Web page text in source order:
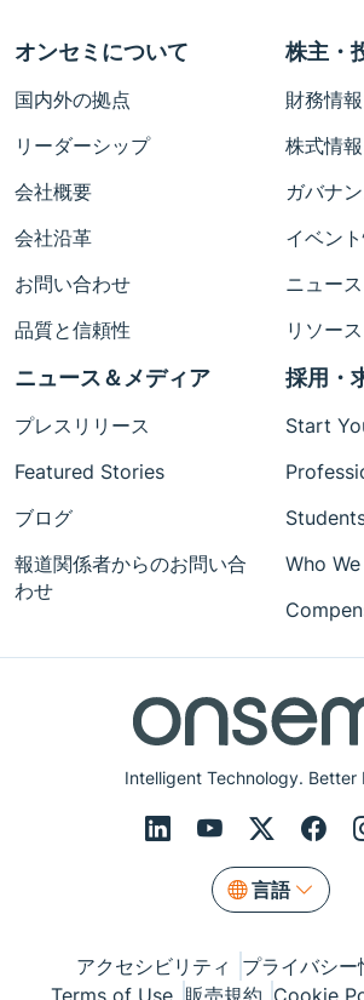
Intelligent Technology. Better
言語
オンセミについて
国内外の拠点
リーダーシップ
会社概要
会社沿革
お問い合わせ
品質と信頼性
株主・
財務情報
株式情報
ガバナ
イベン
ニュース
リソース
ニュース＆メディア
プレスリリース
Featured Stories
ブログ
報道関係者からのお問い合
わせ
採用・
Start
Who
アクセシビリティ
プライバシー